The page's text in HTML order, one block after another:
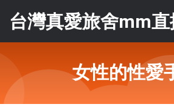
台灣真愛旅舍mm
女性的性愛